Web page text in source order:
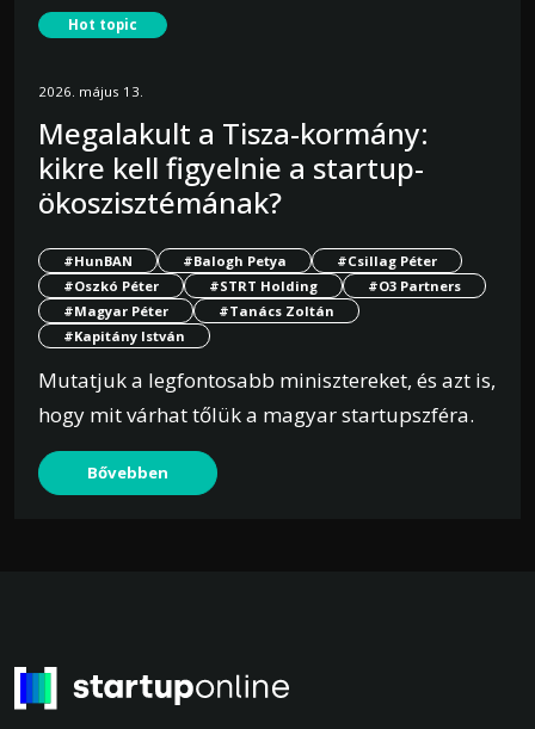
Hot topic
2026. május 13.
Megalakult a Tisza-kormány:
kikre kell figyelnie a startup-
ökoszisztémának?
#HunBAN #Balogh Petya
#Csillag Péter
#Oszkó Péter
#STRT Holding
#O3 Partners
#Magyar Péter
#Tanács Zoltán
#Kapitány István
Mutatjuk a legfontosabb minisztereket, és azt is,
hogy mit várhat tőlük a magyar startupszféra.
Bővebben